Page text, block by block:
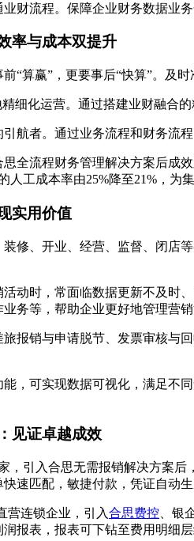
财流程。保障企业财务数据业
率与成本双提升
“算赢”，更要事后“快算”。及
细化运营。通过搭建业财融合
航者。通过业务流程和财务流
全流程财务管理解决方案后成
工成本率由25%降至21%，为集
实用价值
修、开业、经营、监督、闭店
动时，常面临数据更新不及时
务等，帮助企业更好地管理营销
报销与申请脱节、发票审核与
，可实现数据可视化，满足不
见证卓越成效
，引入合思无需报销解决方案
速匹配，敏捷付款，凭证自动生
营连锁企业，引入合思费控 、银
报表，报表可下钻至费用明细